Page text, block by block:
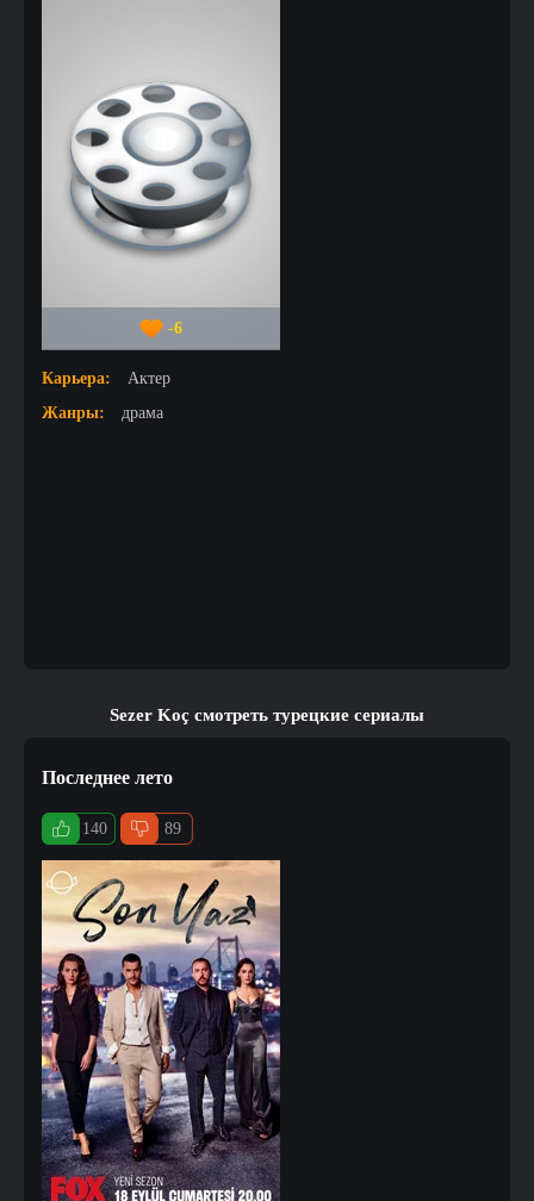
-6
Карьера:
Актер
Жанры:
драма
Sezer Koç смотреть турецкие сериалы
Последнее лето
140 89